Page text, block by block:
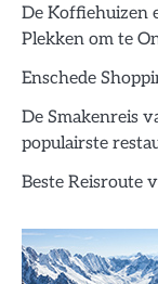
De Koffiehuizen
Plekken om te
Enschede
De Smakenreis
populairste
Beste Reisroute